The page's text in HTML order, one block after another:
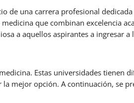
de una carrera profesional
que combinan excelencia
a aquellos aspirantes a ingresar a
Estas universidades tienen
mejor opción. A continuación, se